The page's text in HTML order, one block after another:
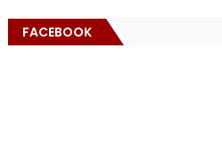
FACEBOOK